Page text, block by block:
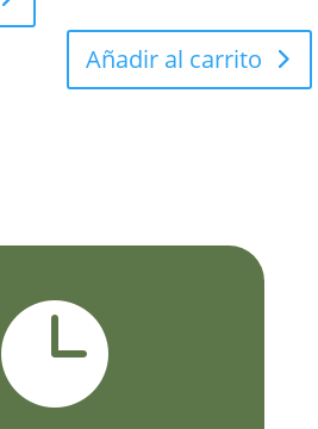
Añadir al carrito
